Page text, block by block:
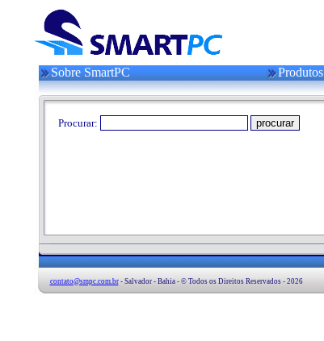
Sobre SmartPC Produtos
Procurar:
contato@smpc.com.br- Salvador - Bahia - © Todos os Direitos Reservados - 2026